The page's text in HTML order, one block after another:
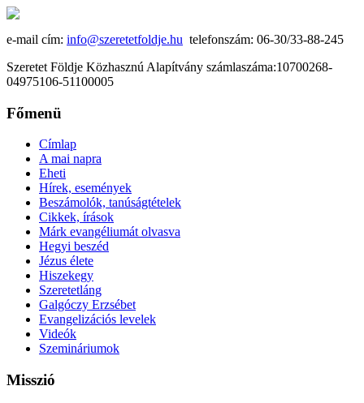
e-mail cím: info@szeretetfoldje.hu telefonszám: 06-30/33-88-245
Szeretet Földje Közhasznú Alapítvány számlaszáma:10700268-
04975106-51100005
Főmenü
Címlap
A mai napra
Eheti
Hírek, események
Beszámolók, tanúságtételek
Cikkek, írások
Márk evangéliumát olvasva
Hegyi beszéd
Jézus élete
Hiszekegy
Szeretetláng
Galgóczy Erzsébet
Evangelizációs levelek
Videók
Szemináriumok
Misszió